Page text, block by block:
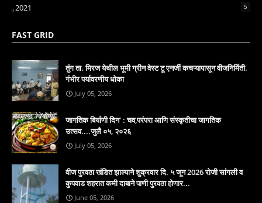
2021 5
FAST GRID
तुंग ता. मिरज येथील भूमी ग्रीन वेस्ट टू एनर्जी कचऱ्यापासून वीजनिर्मिती.
गंभीर पर्यावरणीय धोका
July 05, 2026
जागतिक बिर्याणी दिन' : चव,परंपरा आणि संस्कृतीचा जागतिक
उत्सव....जुलै ०५, २०२६
July 05, 2026
वीज पुरवठा खंडित झाल्याने शुक्रवार दि. ५ जून 2026 रोजी सांगली व
कुपवाड शहरात कमी दाबाने पाणी पुरवठा होणार...
June 05, 2026